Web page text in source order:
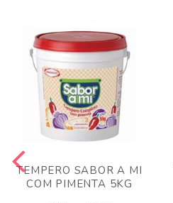
TEMPERO SABOR A MI
COM PIMENTA 5KG